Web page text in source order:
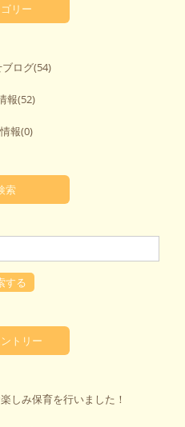
リー
ログ(54)
報(52)
報(0)
索
トリー
しみ保育を行いました！